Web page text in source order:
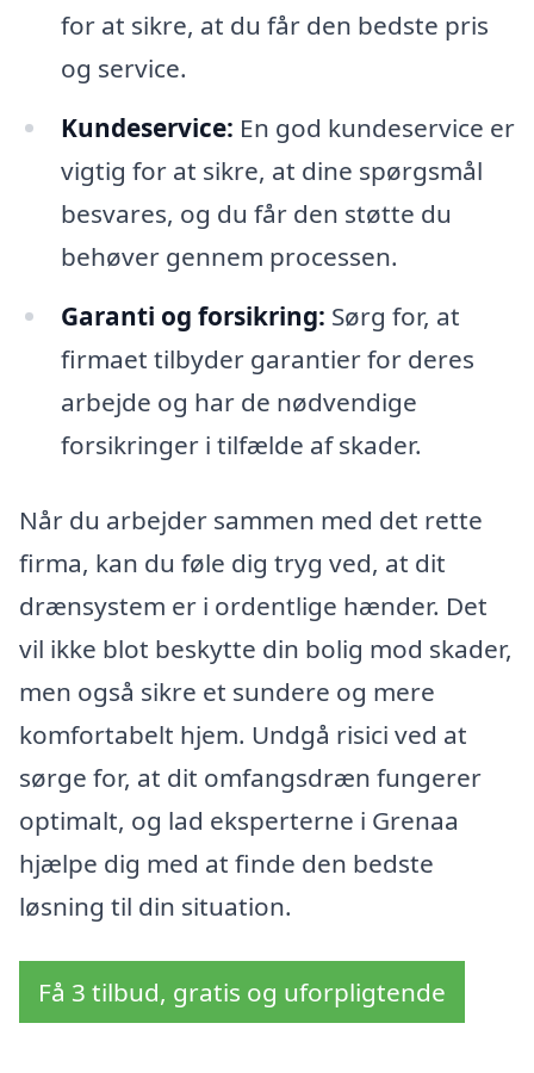
for at sikre, at du får den bedste pris
og service.
Kundeservice: En god kundeservice er
vigtig for at sikre, at dine spørgsmål
besvares, og du får den støtte du
behøver gennem processen.
Garanti og forsikring: Sørg for, at
firmaet tilbyder garantier for deres
arbejde og har de nødvendige
forsikringer i tilfælde af skader.
Når du arbejder sammen med det rette
firma, kan du føle dig tryg ved, at dit
drænsystem er i ordentlige hænder. Det
vil ikke blot beskytte din bolig mod skader,
men også sikre et sundere og mere
komfortabelt hjem. Undgå risici ved at
sørge for, at dit omfangsdræn fungerer
optimalt, og lad eksperterne i Grenaa
hjælpe dig med at finde den bedste
løsning til din situation.
Få 3 tilbud, gratis og uforpligtende